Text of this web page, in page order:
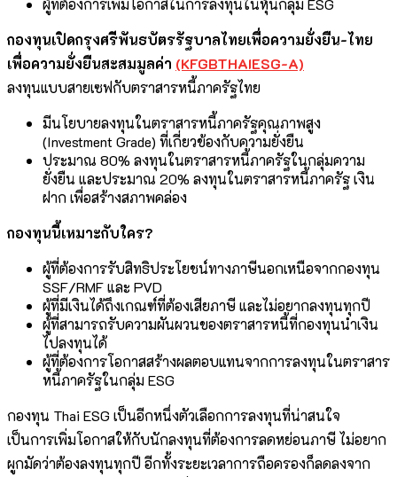
ผู้ที่ต้องการเพิ่มโอกาสในการลงทุนในหุ้นกลุ่ม ESG
กองทุนเปิดกรุงศรีพันธบัตรรัฐบาลไทยเพื่อความยั่งยืน-ไทย
เพื่อความยั่งยืนสะสมมูลค่า (KFGBTHAIESG-A)
ลงทุนแบบสายเซฟกับตราสารหนี้ภาครัฐไทย
มีนโยบายลงทุนในตราสารหนี้ภาครัฐคุณภาพสูง
(Investment Grade) ที่เกี่ยวข้องกับความยั่งยืน
ประมาณ 80% ลงทุนในตราสารหนี้ภาครัฐในกลุ่มความ
ยั่งยืน และประมาณ 20% ลงทุนในตราสารหนี้ภาครัฐ เงิน
ฝาก เพื่อสร้างสภาพคล่อง
กองทุนนี้เหมาะกับใคร?
ผู้ที่ต้องการรับสิทธิประโยชน์ทางภาษีนอกเหนือจากกองทุน
SSF/RMF และ PVD
ผู้ที่มีเงินได้ถึงเกณฑ์ที่ต้องเสียภาษี และไม่อยากลงทุนทุกปี
ผู้ที่สามารถรับความผันผวนของตราสารหนี้ที่กองทุนนำเงิน
ไปลงทุนได้
ผู้ที่ต้องการโอกาสสร้างผลตอบแทนจากการลงทุนในตราสาร
หนี้ภาครัฐในกลุ่ม ESG
กองทุน Thai ESG เป็นอีกหนึ่งตัวเลือกการลงทุนที่น่าสนใจ
เป็นการเพิ่มโอกาสให้กับนักลงทุนที่ต้องการลดหย่อนภาษี ไม่อยาก
ผูกมัดว่าต้องลงทุนทุกปี อีกทั้งระยะเวลาการถือครองก็ลดลงจาก